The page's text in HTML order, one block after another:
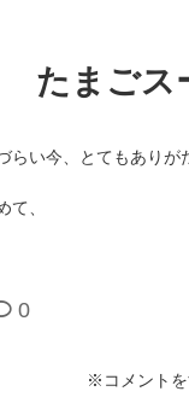
たまごス
い今、とてもありが
て、
0
※コメントを